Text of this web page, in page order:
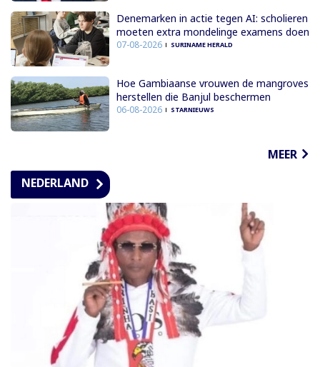
Denemarken in actie tegen AI: scholieren
moeten extra mondelinge examens doen
07-08-2026 SURINAME HERALD
Hoe Gambiaanse vrouwen de mangroves
herstellen die Banjul beschermen
06-08-2026 STARNIEUWS
MEER
NEDERLAND